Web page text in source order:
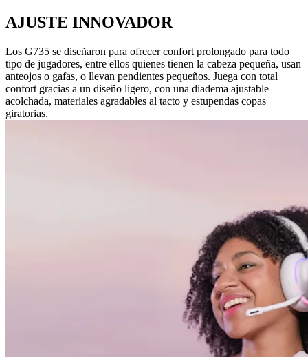
AJUSTE INNOVADOR
Los G735 se diseñaron para ofrecer confort prolongado para todo
tipo de jugadores, entre ellos quienes tienen la cabeza pequeña, usan
anteojos o gafas, o llevan pendientes pequeños. Juega con total
confort gracias a un diseño ligero, con una diadema ajustable
acolchada, materiales agradables al tacto y estupendas copas
giratorias.